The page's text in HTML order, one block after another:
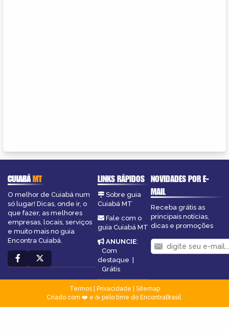
CUIABÁMT
O melhor de Cuiabá num
só lugar! Dicas, onde ir, o
que fazer, as melhores
empresas, locais, serviços
e muito mais no guia
Encontra Cuiabá.
LINKS RÁPIDOS
Sobre guia
Cuiabá MT
Fale com o
guia Cuiabá MT
ANUNCIE:
Com
destaque
Grátis
NOVIDADES POR E-
MAIL
Receba grátis as
principais notícias,
dicas e promoções
Termos| Privacidade
Sitemap
Criado com ❤️ e ☕ pelo time do EncontraBrasil